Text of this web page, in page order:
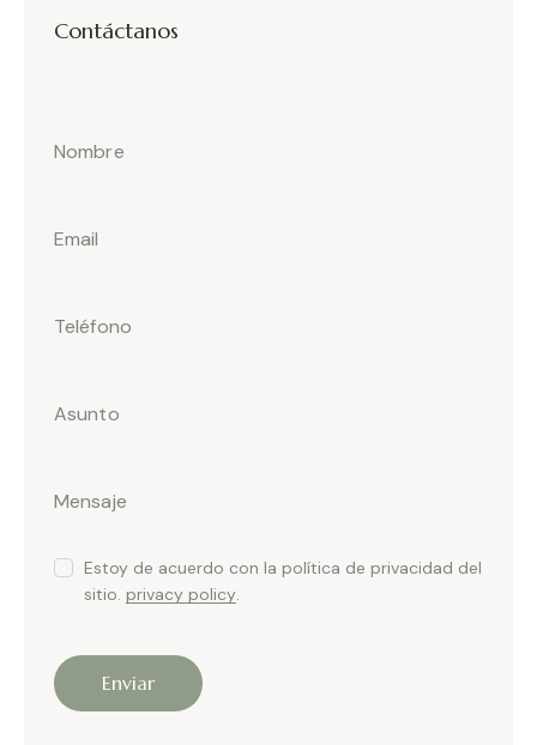
Contáctanos
Estoy de acuerdo con la política de privacidad del
sitio.privacy policy.